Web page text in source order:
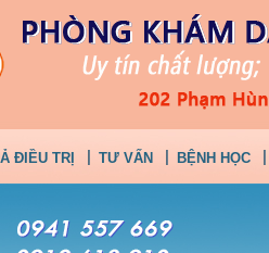
ĐIỀU TRỊ TƯ VẤN BỆNH HỌC